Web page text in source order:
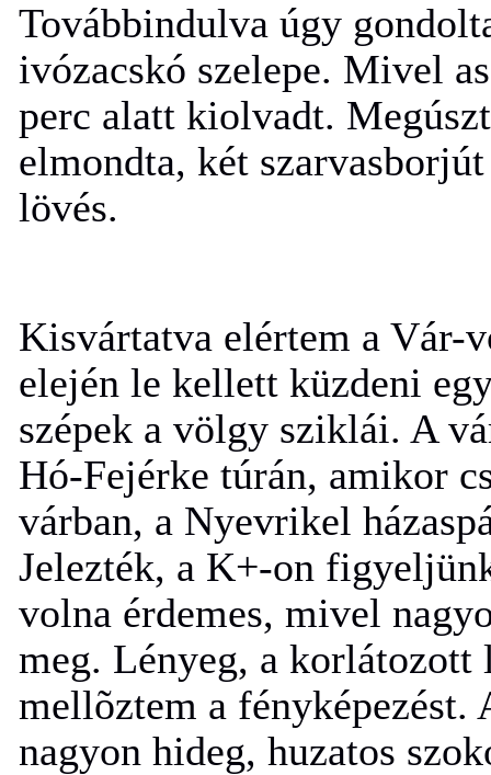
Továbbindulva úgy
ivózacskó szelepe. Mivel
perc alatt kiolvadt.
elmondta, két
lövés.
Kisvártatva elértem a Vár-
elején le kellett küzdeni
szépek a völgy sziklái. A
Hó-Fejérke túrán, amikor
várban, a Nyevrikel
Jelezték, a K+-on
volna érdemes, mivel
meg. Lényeg, a korlátozott
mellõztem a
nagyon hideg, huzatos